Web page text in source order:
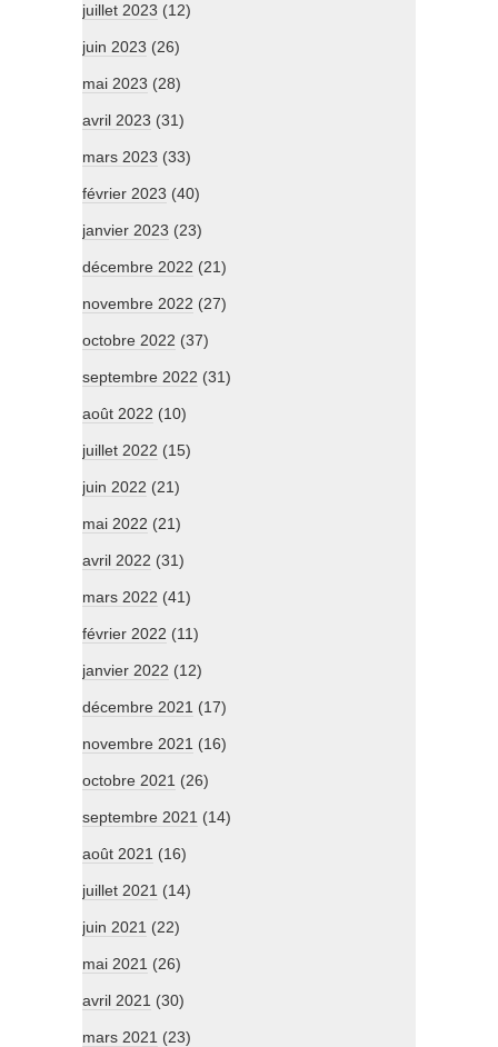
juillet 2023 (12)
juin 2023 (26)
mai 2023 (28)
avril 2023 (31)
mars 2023 (33)
février 2023 (40)
janvier 2023 (23)
décembre 2022 (21)
novembre 2022 (27)
octobre 2022 (37)
septembre 2022 (31)
août 2022 (10)
juillet 2022 (15)
juin 2022 (21)
mai 2022 (21)
avril 2022 (31)
mars 2022 (41)
février 2022 (11)
janvier 2022 (12)
décembre 2021 (17)
novembre 2021 (16)
octobre 2021 (26)
septembre 2021 (14)
août 2021 (16)
juillet 2021 (14)
juin 2021 (22)
mai 2021 (26)
avril 2021 (30)
mars 2021 (23)